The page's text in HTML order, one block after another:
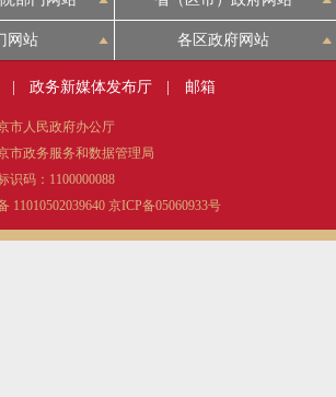
法人服务 部门服务
阳光政务
网站 各区政府网站
政务新媒体发布厅 邮箱
市人民政府办公厅
市政务服务和数据管理局
识码：1100000088
11010502039640 京ICP备05060933号